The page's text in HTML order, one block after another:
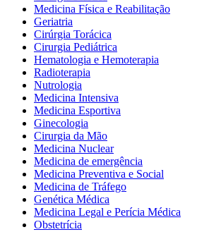
Medicina Física e Reabilitação
Geriatria
Cirúrgia Torácica
Cirurgia Pediátrica
Hematologia e Hemoterapia
Radioterapia
Nutrologia
Medicina Intensiva
Medicina Esportiva
Ginecologia
Cirurgia da Mão
Medicina Nuclear
Medicina de emergência
Medicina Preventiva e Social
Medicina de Tráfego
Genética Médica
Medicina Legal e Perícia Médica
Obstetrícia